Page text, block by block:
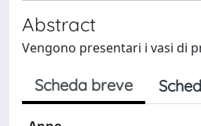
Abstract
Vengono presentari i vasi di
Scheda breve